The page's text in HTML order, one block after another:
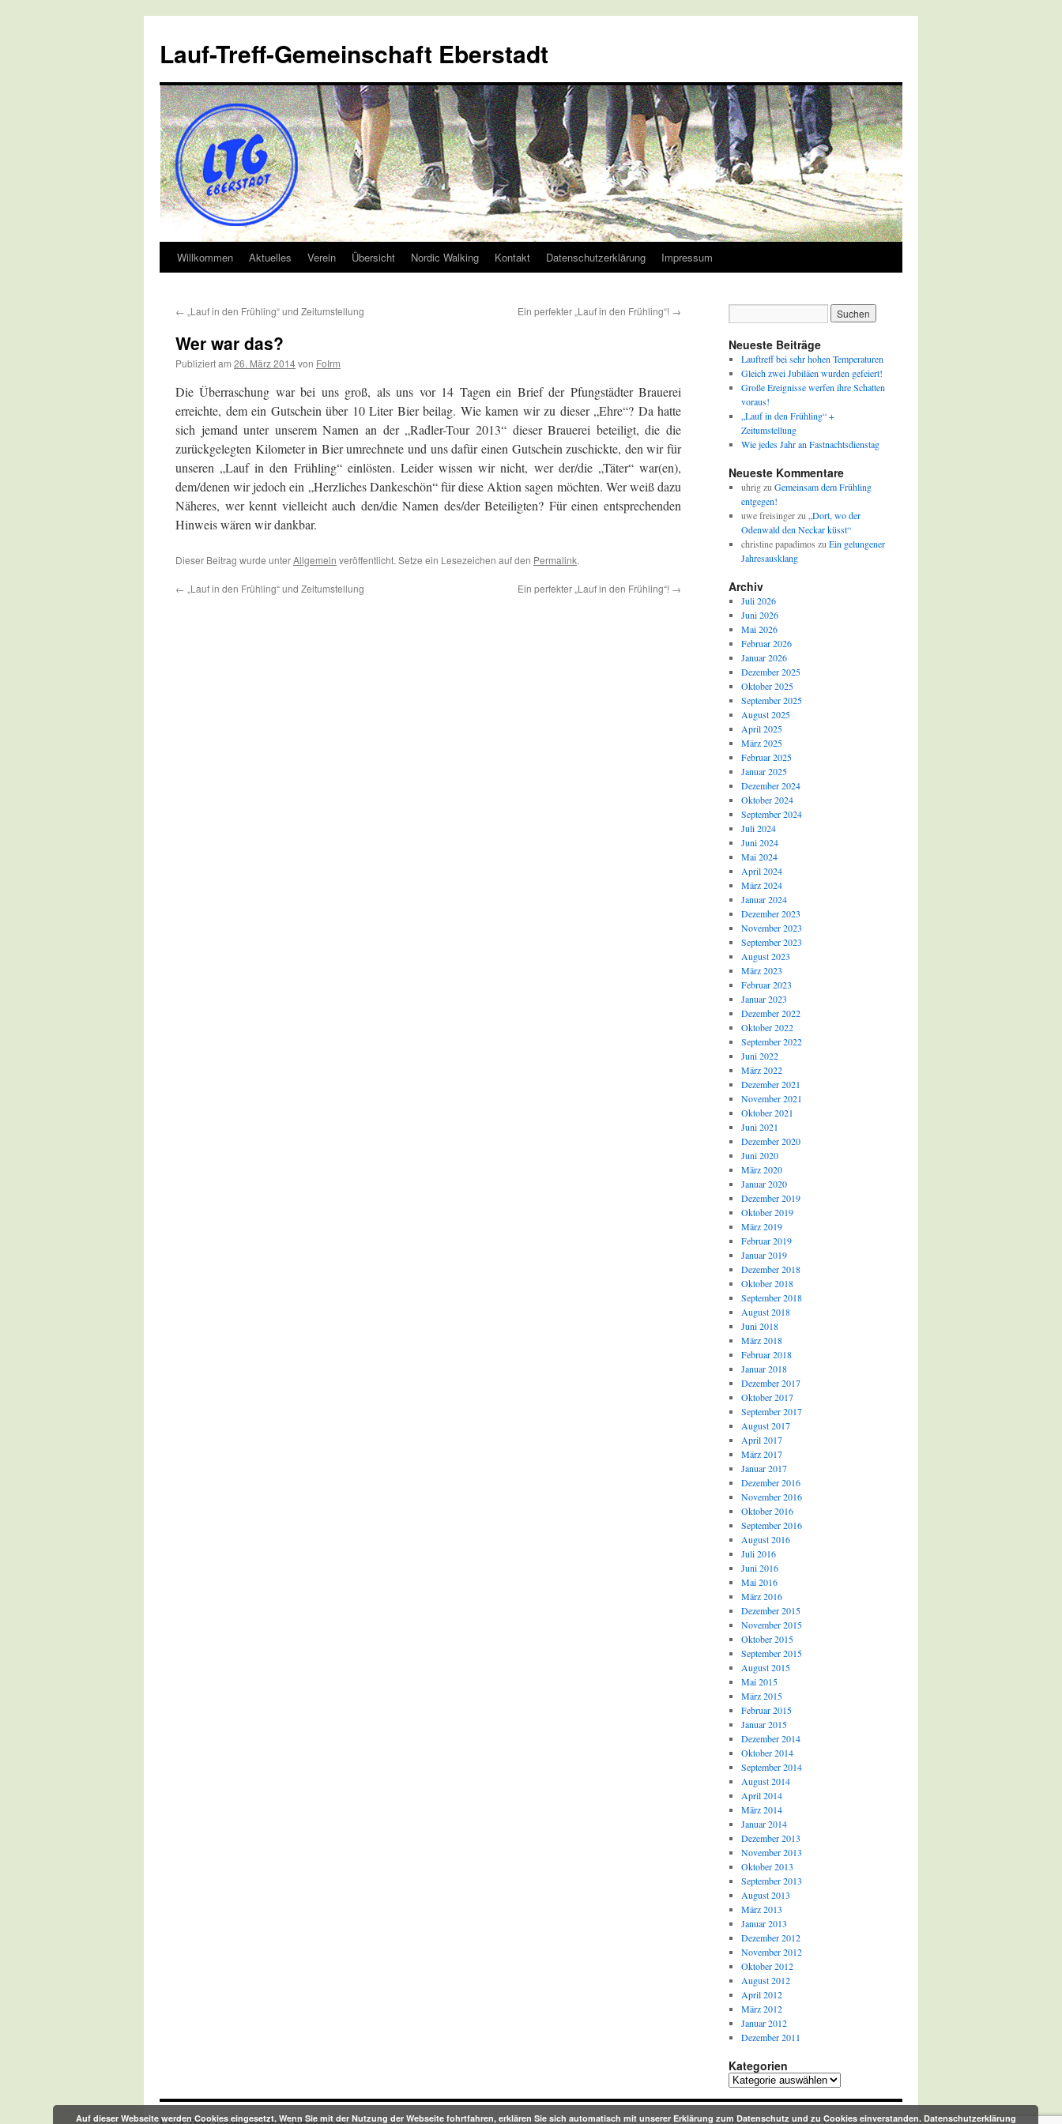
Lauf-Treff-Gemeinschaft Eberstadt
Zum
springen
Willkommen Aktuelles Verein Übersicht Nordic Walking Kontakt Datenschutzerklärung Impressum
← „Lauf in den Frühling“ und Zeitumstellung Ein perfekter „Lauf in den Frühling“! →
Wer war das?
Publiziert am 26. März 2014von FoIrm
Die Überraschung war bei uns groß, als uns vor 14 Tagen ein Brief der Pfungstädter Brauerei
erreichte, dem ein Gutschein über 10 Liter Bier beilag. Wie kamen wir zu dieser „Ehre“? Da hatte
sich jemand unter unserem Namen an der „Radler-Tour 2013“ dieser Brauerei beteiligt, die die
zurückgelegten Kilometer in Bier umrechnete und uns dafür einen Gutschein zuschickte, den wir für
unseren „Lauf in den Frühling“ einlösten. Leider wissen wir nicht, wer der/die „Täter“ war(en),
dem/denen wir jedoch ein „Herzliches Dankeschön“ für diese Aktion sagen möchten. Wer weiß dazu
Näheres, wer kennt vielleicht auch den/die Namen des/der Beteiligten? Für einen entsprechenden
Hinweis wären wir dankbar.
Dieser Beitrag wurde unterAllgemein veröffentlicht. Setze ein Lesezeichen auf den Permalink.
← „Lauf in den Frühling“ und Zeitumstellung Ein perfekter „Lauf in den Frühling“! →
Neueste Beiträge
Lauftreff bei sehr hohen Temperaturen
Gleich zwei Jubiläen wurden gefeiert!
Große Ereignisse werfen ihre Schatten
voraus!
„Lauf in den Frühling“ +
Zeitumstellung
Wie jedes Jahr an Fastnachtsdienstag
Neueste Kommentare
uhrigzu Gemeinsam dem Frühling
entgegen!
uwe freisingerzu „Dort, wo der
Odenwald den Neckar küsst“
christine papadimos zu Ein gelungener
Jahresausklang
Archiv
Juli 2026
Juni 2026
Mai 2026
Februar 2026
Januar 2026
Dezember 2025
Oktober 2025
September 2025
August 2025
April 2025
März 2025
Februar 2025
Januar 2025
Dezember 2024
Oktober 2024
September 2024
Juli 2024
Juni 2024
Mai 2024
April 2024
März 2024
Januar 2024
Dezember 2023
November 2023
September 2023
August 2023
März 2023
Februar 2023
Januar 2023
Dezember 2022
Oktober 2022
September 2022
Juni 2022
März 2022
Dezember 2021
November 2021
Oktober 2021
Juni 2021
Dezember 2020
Juni 2020
März 2020
Januar 2020
Dezember 2019
Oktober 2019
März 2019
Februar 2019
Januar 2019
Dezember 2018
Oktober 2018
September 2018
August 2018
Juni 2018
März 2018
Februar 2018
Januar 2018
Dezember 2017
Oktober 2017
September 2017
August 2017
April 2017
März 2017
Januar 2017
Dezember 2016
November 2016
Oktober 2016
September 2016
August 2016
Juli 2016
Juni 2016
Mai 2016
März 2016
Dezember 2015
November 2015
Oktober 2015
September 2015
August 2015
Mai 2015
März 2015
Februar 2015
Januar 2015
Dezember 2014
Oktober 2014
September 2014
August 2014
April 2014
März 2014
Januar 2014
Dezember 2013
November 2013
Oktober 2013
September 2013
August 2013
März 2013
Januar 2013
Dezember 2012
November 2012
Oktober 2012
August 2012
April 2012
März 2012
Januar 2012
Dezember 2011
Kategorien
Kategorien
Auf dieser Webseite werden Cookies eingesetzt. Wenn Sie mit der Nutzung der Webseite fohrtfahren, erklären Sie sich automatisch mit unserer Erklärung zum Datenschutz und zu Cookies einverstanden. Datenschutzerklärung